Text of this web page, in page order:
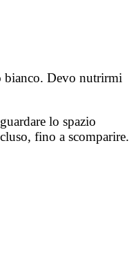
bianco. Devo nutrirmi
lo spazio
fino a scomparire.